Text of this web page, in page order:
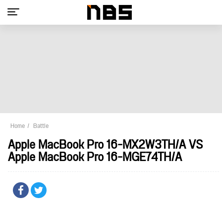
Home Battle
Apple MacBook Pro 16-MX2W3TH/A VS
Apple MacBook Pro 16-MGE74TH/A